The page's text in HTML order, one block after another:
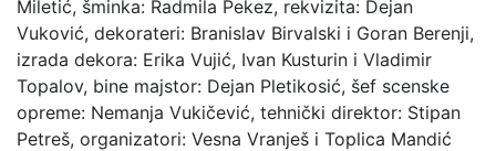
Miletić, šminka: Radmila Pekez, rekvizita: Dejan
Vuković, dekorateri: Branislav Birvalski i Goran Berenji,
izrada dekora: Erika Vujić, Ivan Kusturin i Vladimir
Topalov, bine majstor: Dejan Pletikosić, šef scenske
opreme: Nemanja Vukičević, tehnički direktor: Stipan
Petreš, organizatori: Vesna Vranješ i Toplica Mandić